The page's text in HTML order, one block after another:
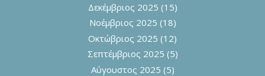
Δεκέμβριος 2025 (15)
Νοέμβριος 2025 (18)
Οκτώβριος 2025 (12)
Σεπτέμβριος 2025 (5)
Αύγουστος 2025 (5)